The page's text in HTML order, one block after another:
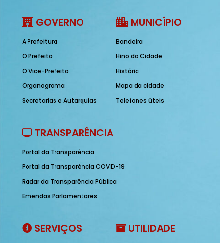
GOVERNO
A Prefeitura
O Prefeito
O Vice-Prefeito
Organograma
Secretarias e Autarquias
MUNICÍPIO
Bandeira
Hino da Cidade
História
Mapa da cidade
Telefones úteis
TRANSPARÊNCIA
Portal da Transparência
Portal da Transparência COVID-19
Radar da Transparência Pública
Emendas Parlamentares
SERVIÇOS UTILIDADE